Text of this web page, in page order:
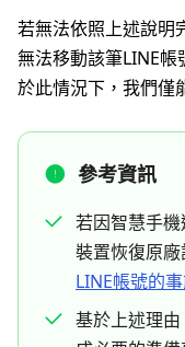
若無法依照上述說明
無法移動該筆LINE帳
於此情況下，我們僅
參考資訊
若因智慧手
裝置恢復原
LINE帳號的
基於上述理